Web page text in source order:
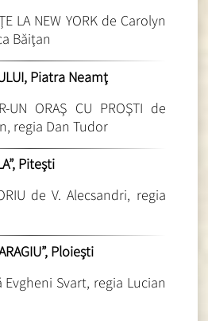
LA NEW YORK de Carolyn
Băiţan
Piatra Neamţ
UN ORAŞ CU PROŞTI de
regia Dan Tudor
Piteşti
de V. Alecsandri, regia
Ploieşti
Evgheni Svart, regia Lucian